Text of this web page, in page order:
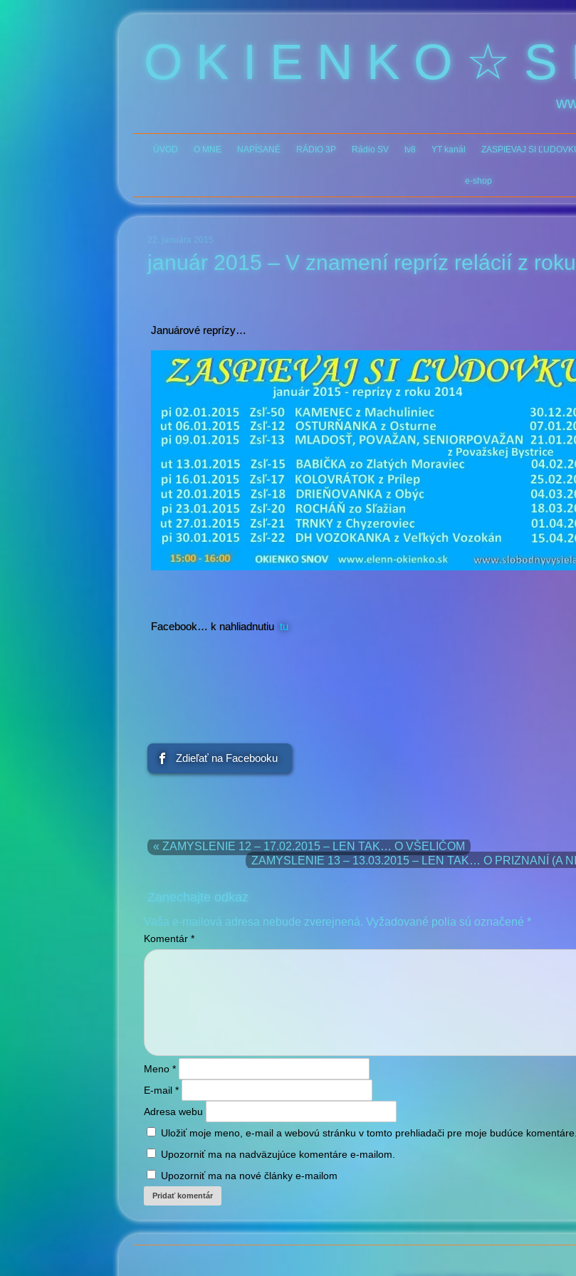
O K I E N K O ☆ S
ÚVOD O MNE NAPÍSANÉ RÁDIO 3P Rádio SV tv8 YT kanál ZASPIEVAJ SI
e-shop
22. januára 2015
január 2015 – V znamení repríz relácií z
Januárové reprízy…
Facebook… k nahliadnutiu tu
Zdieľať na Facebooku
« ZAMYSLENIE 12 – 17.02.2015 – LEN TAK… O VŠELIČOM
ZAMYSLENIE 13 – 13.03.2015 – LEN TAK… O PRIZNANÍ (A
Zanechajte odkaz
Vaša e-mailová adresa nebude zverejnená. Vyžadované polia sú označené *
Komentár *
Meno *
E-mail *
Adresa webu
Uložiť moje meno, e-mail a webovú stránku v tomto prehliadači pre moje budúce komentáre.
Upozorniť ma na nadväzujúce komentáre e-mailom.
Upozorniť ma na nové články e-mailom